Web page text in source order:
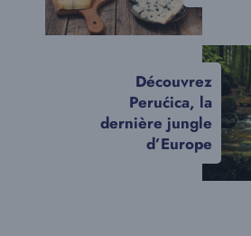
Découvrez
Perućica, la
dernière jungle
d’Europe